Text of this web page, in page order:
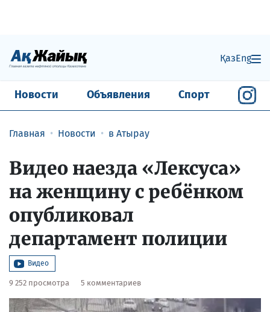
ҚазEng
Новости Объявления Спорт
Главная Новости в Атырау
Видео наезда «Лексуса»
на женщину с ребёнком
опубликовал
департамент полиции
Видео
9 252 просмотра 5 комментариев